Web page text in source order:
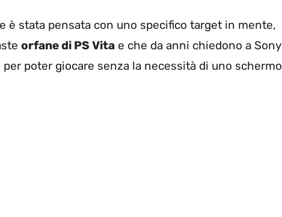
è stata pensata con uno specifico target in mente,
orfane di PS Vita e che da anni chiedono a Sony
poter giocare senza la necessità di uno schermo